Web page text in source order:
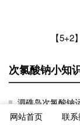
【
次氯酸钠小知
泗礁岛次氯酸钠
网站首页 联